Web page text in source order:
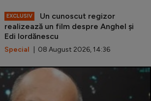
EXCLUSIV
Un cunoscut regizor
realizează un film despre Anghel și
Edi Iordănescu
Special | 08 August 2026, 14:36